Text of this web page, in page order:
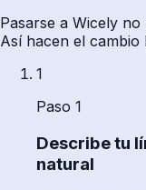
Pasarse a Wicely
Así hacen el cambio
1
Paso 1
Describe tu
natural